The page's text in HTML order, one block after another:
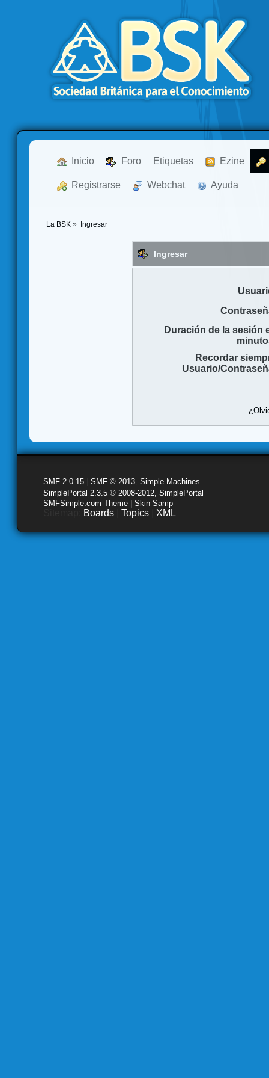
Inicio Foro Etiquetas Ezine
Registrarse Webchat Ayuda
La BSK » Ingresar
Ingresar
Duración de la sesión
Recordar
Usuario/
SMF 2.0.15 SMF © 2013 Simple Machines
SimplePortal 2.3.5 © 2008-2012, SimplePortal
SMFSimple.com Theme | Skin Samp
Boards Topics XML